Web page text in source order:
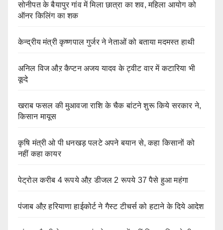
सोनीपत के बैयापुर गांव में मिला छात्रा का शव, महिला आयोग को
ऑनर किलिंग का शक
केन्द्रीय मंत्री कृष्णपाल गुर्जर ने नेताओं को बताया मदमस्त हाथी
अनिल विज औऱ कैप्टन अजय यादव के ट्वीट वार में कटारिया भी
कूदे
खराब फसल की मुआवजा राशि के चैक बांटने शुरू किये सरकार ने,
किसान मायूस
कृषि मंत्री ओ पी धनखड़ पलटे अपने बयान से, कहा किसानों को
नहीं कहा कायर
पेट्रोल करीब 4 रूपये औऱ डीजल 2 रूपये 37 पैसे हुआ महंगा
पंजाब औऱ हरियाणा हाईकोर्ट ने गैस्ट टीचर्स को हटाने के दिये आदेश